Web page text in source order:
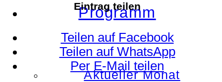
Programm
Aktueller Monat
Eintrag teilen
Teilen auf Facebook
Teilen auf WhatsApp
Per E-Mail teilen